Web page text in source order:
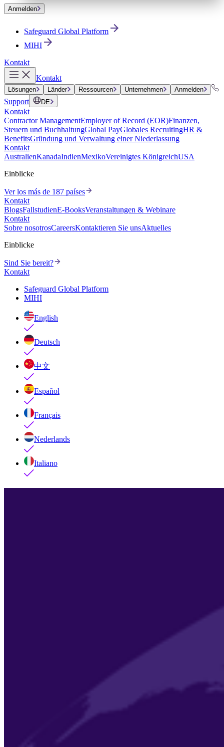
Anmelden
Safeguard Global Platform
MIHI
Kontakt
Kontakt
Lösungen Länder Ressourcen Unternehmen Anmelden
Support DE
Kontakt
Contractor ManagementEmployer of Record (EOR)Finanzen,
Steuern und BuchhaltungGlobal PayGlobales RecruitingHR &
BenefitsGründung und Verwaltung einer Niederlassung
Kontakt
AustralienKanadaIndienMexikoVereinigtes KönigreichUSA
Einblicke
Ver los más de 187 países
Kontakt
BlogsFallstudienE-BooksVeranstaltungen & Webinare
Kontakt
Sobre nosotrosCareersKontaktieren Sie unsAktuelles
Einblicke
Sind Sie bereit?
Kontakt
Safeguard Global Platform
MIHI
English
Deutsch
中文
Español
Français
Nederlands
Italiano